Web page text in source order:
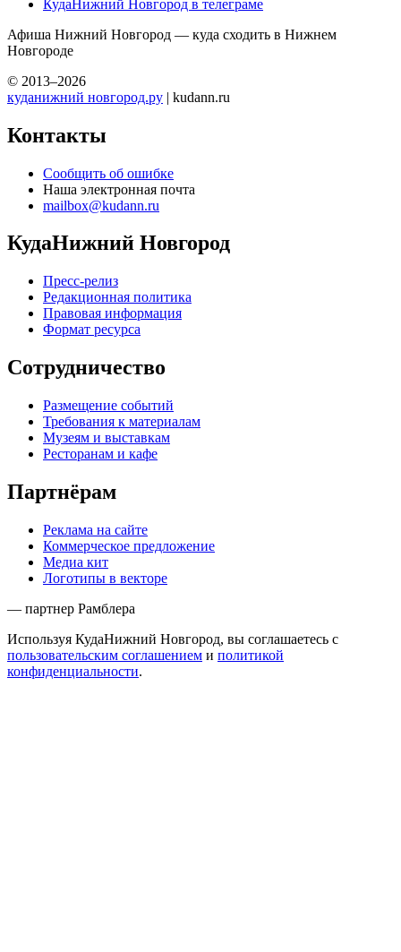
КудаНижний Новгород в телеграме
Афиша Нижний Новгород — куда сходить в Нижнем
Новгороде
© 2013–2026
куданижний новгород.ру | kudann.ru
Контакты
Сообщить об ошибке
Наша электронная почта
mailbox@kudann.ru
КудаНижний Новгород
Пресс-релиз
Редакционная политика
Правовая информация
Формат ресурса
Сотрудничество
Размещение событий
Требования к материалам
Музеям и выставкам
Ресторанам и кафе
Партнёрам
Реклама на сайте
Коммерческое предложение
Медиа кит
Логотипы в векторе
— партнер Рамблера
Используя КудаНижний Новгород, вы соглашаетесь с
пользовательским соглашением и политикой
конфиденциальности.